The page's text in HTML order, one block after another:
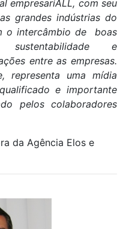
empresariALL, com seu
grandes indústrias do
o intercâmbio de boas
e
entre as empresas.
representa uma mídia
e importante
pelos colaboradores
da Agência Elos e